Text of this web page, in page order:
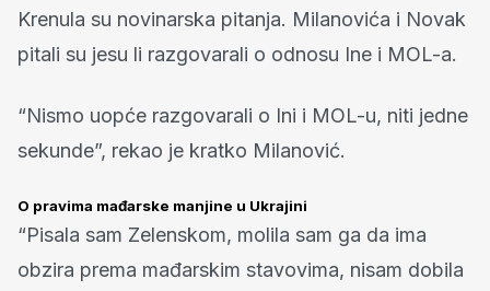
Krenula su novinarska pitanja. Milanovića i Novak
pitali su jesu li razgovarali o odnosu Ine i MOL-a.
“Nismo uopće razgovarali o Ini i MOL-u, niti jedne
sekunde”, rekao je kratko Milanović.
O pravima mađarske manjine u Ukrajini
“Pisala sam Zelenskom, molila sam ga da ima
obzira prema mađarskim stavovima, nisam dobila